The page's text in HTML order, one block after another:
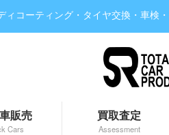
ィコーティング・タイヤ交換・車検
販売
Cars
買取査定
Assessment